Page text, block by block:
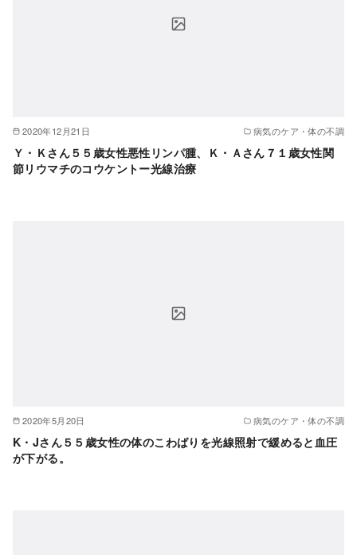
2020年12月21日 病気のケア・体の不調
Ｙ・Ｋさん５５歳女性悪性リンパ腫、Ｋ・Ａさん７１歳女性関
節リウマチのコウケントー光線治療
2020年5月20日 病気のケア・体の不調
K・Jさん５５歳女性の体のこわばりを光線照射で緩めると血圧
が下がる。